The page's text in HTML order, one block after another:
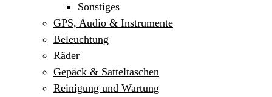
Sonstiges
GPS, Audio & Instrumente
Beleuchtung
Räder
Gepäck & Satteltaschen
Reinigung und Wartung